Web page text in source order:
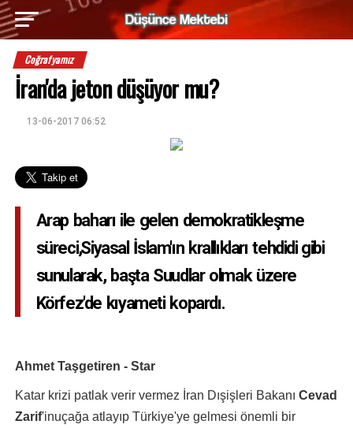
Coğrafyamız
İran'da jeton düşüyor mu?
13-06-2017 06:52
Arap baharı ile gelen demokratikleşme
süreci,Siyasal İslam'ın krallıkları tehdidi gibi
sunularak, başta Suudlar olmak üzere
Körfez'de kıyameti kopardı.
Ahmet Taşgetiren - Star
Katar krizi patlak verir vermez İran Dışişleri Bakanı Cevad
Zarif'inuçağa atlayıp Türkiye'ye gelmesi önemli bir